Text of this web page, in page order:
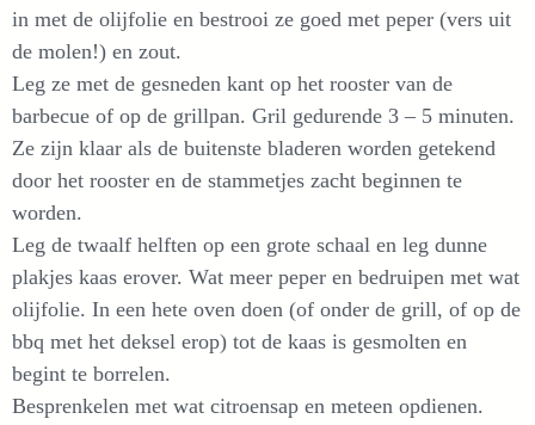
in met de olijfolie en bestrooi ze goed met peper (vers uit
de molen!) en zout.
Leg ze met de gesneden kant op het rooster van de
barbecue of op de grillpan. Gril gedurende 3 – 5 minuten.
Ze zijn klaar als de buitenste bladeren worden getekend
door het rooster en de stammetjes zacht beginnen te
worden.
Leg de twaalf helften op een grote schaal en leg dunne
plakjes kaas erover. Wat meer peper en bedruipen met wat
olijfolie. In een hete oven doen (of onder de grill, of op de
bbq met het deksel erop) tot de kaas is gesmolten en
begint te borrelen.
Besprenkelen met wat citroensap en meteen opdienen.